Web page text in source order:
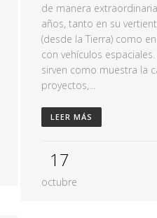
de manera
años, tanto en su
(desde la Tierra) como
con vehículos
sirven como muestra la
proyectos,...
LEER MÁS
17
octubre